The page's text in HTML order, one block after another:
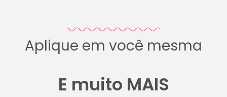
Aplique em você mesma
E muito MAIS